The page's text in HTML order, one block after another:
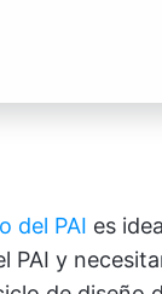
del PAI es
PAI y